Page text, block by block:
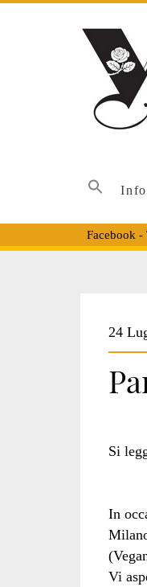
Facebook -
24
Si
In
Vi